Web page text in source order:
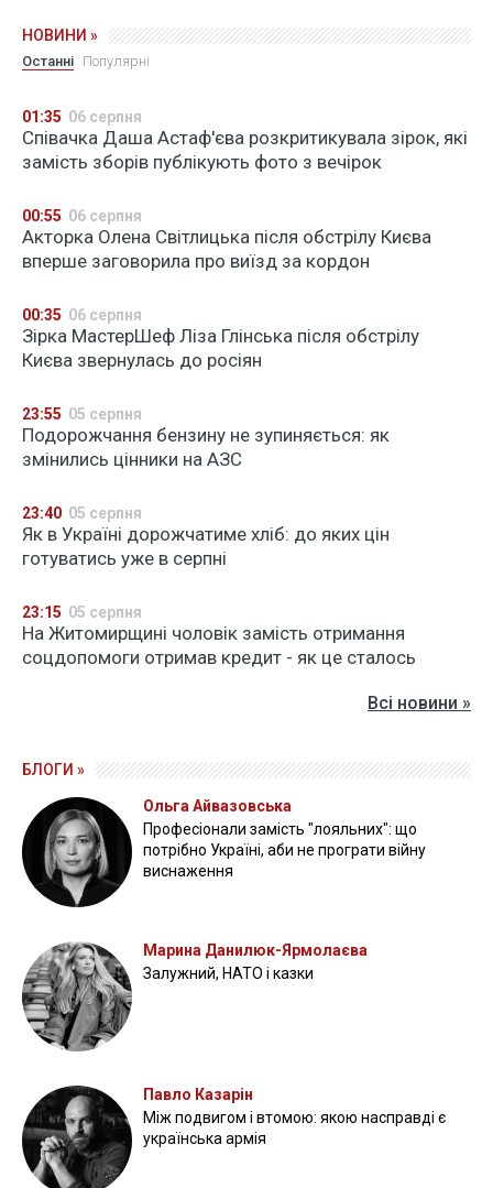
НОВИНИ »
Останні Популярні
01:35 06 серпня
Співачка Даша Астаф'єва розкритикувала зірок, які
замість зборів публікують фото з вечірок
00:55 06 серпня
Акторка Олена Світлицька після обстрілу Києва
вперше заговорила про виїзд за кордон
00:35 06 серпня
Зірка МастерШеф Ліза Глінська після обстрілу
Києва звернулась до росіян
23:55 05 серпня
Подорожчання бензину не зупиняється: як
змінились цінники на АЗС
23:40 05 серпня
Як в Україні дорожчатиме хліб: до яких цін
готуватись уже в серпні
23:15 05 серпня
На Житомирщині чоловік замість отримання
соцдопомоги отримав кредит - як це сталось
Всі новини »
БЛОГИ »
Ольга Айвазовська
Професіонали замість "лояльних": що
потрібно Україні, аби не програти війну
виснаження
Марина Данилюк-Ярмолаєва
Залужний, НАТО і казки
Павло Казарін
Між подвигом і втомою: якою насправді є
українська армія